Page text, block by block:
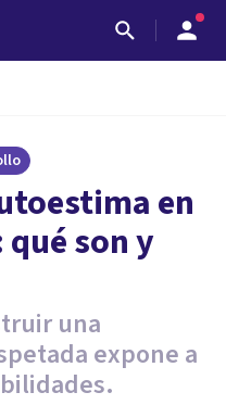
en
son y
una
expone a